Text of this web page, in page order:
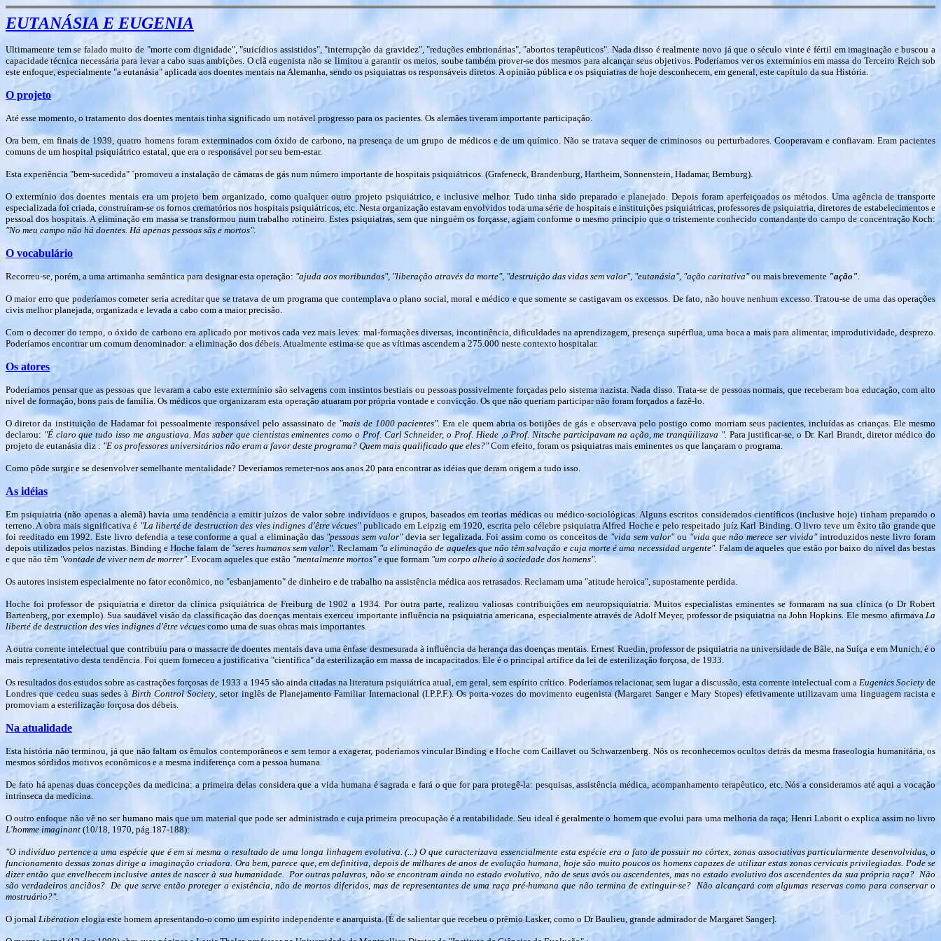
EUTANÁSIA E EUGENIA
Ultimamente tem se falado muito de "morte com dignidade", "suicídios assistidos", "interrupção da gravidez", "reduções embrionárias", "abortos terapêuticos". Nada disso é realmente novo já que o século vinte é fértil em imaginação e buscou a
capacidade técnica necessária para levar a cabo suas ambições. O clã eugenista não se limitou a garantir os meios, soube também prover-se dos mesmos para alcançar seus objetivos. Poderíamos ver os extermínios em massa do Terceiro Reich sob
este enfoque, especialmente "a eutanásia" aplicada aos doentes mentais na Alemanha, sendo os psiquiatras os responsáveis diretos. A opinião pública e os psiquiatras de hoje desconhecem, em general, este capítulo da sua História.
O projeto
Até esse momento, o tratamento dos doentes mentais tinha significado um notável progresso para os pacientes. Os alemães tiveram importante participação.
Ora bem, em finais de 1939, quatro homens foram exterminados com óxido de carbono, na presença de um grupo de médicos e de um químico. Não se tratava sequer de criminosos ou perturbadores. Cooperavam e confiavam. Eram pacientes
comuns de um hospital psiquiátrico estatal, que era o responsável por seu bem-estar.
Esta experiência "bem-sucedida" `promoveu a instalação de câmaras de gás num número importante de hospitais psiquiátricos. (Grafeneck, Brandenburg, Hartheim, Sonnenstein, Hadamar, Bernburg).
O extermínio dos doentes mentais era um projeto bem organizado, como qualquer outro projeto psiquiátrico, e inclusive melhor. Tudo tinha sido preparado e planejado. Depois foram aperfeiçoados os métodos. Uma agência de transporte
especializada foi criada, construíram-se os fornos crematórios nos hospitais psiquiátricos, etc. Nesta organização estavam envolvidos toda uma série de hospitais e instituições psiquiátricas, professores de psiquiatria, diretores de estabelecimentos e
pessoal dos hospitais. A eliminação em massa se transformou num trabalho rotineiro. Estes psiquiatras, sem que ninguém os forçasse, agiam conforme o mesmo princípio que o tristemente conhecido comandante do campo de concentração Koch:
"No meu campo não há doentes. Há apenas pessoas sãs e mortos".
O vocabulário
Recorreu-se, porém, a uma artimanha semântica para designar esta operação: "ajuda aos moribundos", "liberação através da morte", "destruição das vidas sem valor", "eutanásia", "ação caritativa"ou mais brevemente "ação".
O maior erro que poderíamos cometer seria acreditar que se tratava de um programa que contemplava o plano social, moral e médico e que somente se castigavam os excessos. De fato, não houve nenhum excesso. Tratou-se de uma das operações
civis melhor planejada, organizada e levada a cabo com a maior precisão.
Com o decorrer do tempo, o óxido de carbono era aplicado por motivos cada vez mais leves: mal-formações diversas, incontinência, dificuldades na aprendizagem, presença supérflua, uma boca a mais para alimentar, improdutividade, desprezo.
Poderíamos encontrar um comum denominador: a eliminação dos débeis. Atualmente estima-se que as vítimas ascendem a 275.000 neste contexto hospitalar.
Os atores
Poderíamos pensar que as pessoas que levaram a cabo este extermínio são selvagens com instintos bestiais ou pessoas possivelmente forçadas pelo sistema nazista. Nada disso. Trata-se de pessoas normais, que receberam boa educação, com alto
nível de formação, bons pais de família. Os médicos que organizaram esta operação atuaram por própria vontade e convicção. Os que não queriam participar não foram forçados a fazê-lo.
O diretor da instituição de Hadamar foi pessoalmente responsável pelo assassinato de "mais de 1000 pacientes". Era ele quem abria os botijões de gás e observava pelo postigo como morriam seus pacientes, incluídas as crianças. Ele mesmo
declarou: "É claro que tudo isso me angustiava. Mas saber que cientistas eminentes como o Prof. Carl Schneider, o Prof. Hiede ,o Prof. Nitsche participavam na ação, me tranqüilizava ". Para justificar-se, o Dr. Karl Brandt, diretor médico do
projeto de eutanásia diz : "E os professores universitários não eram a favor deste programa? Quem mais qualificado que eles?"Com efeito, foram os psiquiatras mais eminentes os que lançaram o programa.
Como pôde surgir e se desenvolver semelhante mentalidade? Deveríamos remeter-nos aos anos 20 para encontrar as idéias que deram origem a tudo isso.
As idéias
Em psiquiatria (não apenas a alemã) havia uma tendência a emitir juízos de valor sobre indivíduos e grupos, baseados em teorias médicas ou médico-sociológicas. Alguns escritos considerados científicos (inclusive hoje) tinham preparado o
terreno. A obra mais significativa é "La liberté de destruction des vies indignes d'être vécues"publicado em Leipzig em 1920, escrita pelo célebre psiquiatra Alfred Hoche e pelo respeitado juíz Karl Binding. O livro teve um êxito tão grande que
foi reeditado em 1992. Este livro defendia a tese conforme a qual a eliminação das "pessoas sem valor"devia ser legalizada. Foi assim como os conceitos de "vida sem valor"ou "vida que não merece ser vivida"introduzidos neste livro foram
depois utilizados pelos nazistas. Binding e Hoche falam de "seres humanos sem valor". Reclamam "a eliminação de aqueles que não têm salvação e cuja morte é uma necessidad urgente". Falam de aqueles que estão por baixo do nível das bestas
e que não têm"vontade de viver nem de morrer". Evocam aqueles que estão "mentalmente mortos"e que formam "um corpo alheio à sociedade dos homens".
Os autores insistem especialmente no fator econômico, no "esbanjamento" de dinheiro e de trabalho na assistência médica aos retrasados. Reclamam uma "atitude heroica", supostamente perdida.
Hoche foi professor de psiquiatria e diretor da clínica psiquiátrica de Freiburg de 1902 a 1934. Por outra parte, realizou valiosas contribuições em neuropsiquiatria. Muitos especialistas eminentes se formaram na sua clínica (o Dr Robert
Bartenberg, por exemplo). Sua saudável visão da classificação das doenças mentais exerceu importante influência na psiquiatria americana, especialmente através de Adolf Meyer, professor de psiquiatria na John Hopkins. Ele mesmo afirmavaLa
liberté de destruction des vies indignes d'être vécues como uma de suas obras mais importantes.
A outra corrente intelectual que contribuiu para o massacre de doentes mentais dava uma ênfase desmesurada à influência da herança das doenças mentais. Ernest Ruedin, professor de psiquiatria na universidade de Bâle, na Suíça e em Munich, é o
mais representativo desta tendência. Foi quem forneceu a justificativa "científica" da esterilização em massa de incapacitados. Ele é o principal artífice da lei de esterilização forçosa, de 1933.
Os resultados dos estudos sobre as castrações forçosas de 1933 a 1945 são ainda citadas na literatura psiquiátrica atual, em geral, sem espírito crítico. Poderíamos relacionar, sem lugar a discussão, esta corrente intelectual com a Eugenics Societyde
Londres que cedeu suas sedes à Birth Control Society, setor inglês de Planejamento Familiar Internacional (I.P.P.F.). Os porta-vozes do movimento eugenista (Margaret Sanger e Mary Stopes) efetivamente utilizavam uma linguagem racista e
promoviam a esterilização forçosa dos débeis.
Na atualidade
Esta história não terminou, já que não faltam os êmulos contemporâneos e sem temor a exagerar, poderíamos vincular Binding e Hoche com Caillavet ou Schwarzenberg. Nós os reconhecemos ocultos detrás da mesma fraseologia humanitária, os
mesmos sórdidos motivos econômicos e a mesma indiferença com a pessoa humana.
De fato há apenas duas concepções da medicina: a primeira delas considera que a vida humana é sagrada e fará o que for para protegê-la: pesquisas, assistência médica, acompanhamento terapêutico, etc. Nós a consideramos até aqui a vocação
intrínseca da medicina.
O outro enfoque não vê no ser humano mais que um material que pode ser administrado e cuja primeira preocupação é a rentabilidade. Seu ideal é geralmente o homem que evolui para uma melhoria da raça; Henri Laborit o explica assim no livro
L'homme imaginant (10/18, 1970, pág.187-188):
"O indivíduo pertence a uma espécie que é em si mesma o resultado de uma longa linhagem evolutiva. (...) O que caracterizava essencialmente esta espécie era o fato de possuir no córtex, zonas associativas particularmente desenvolvidas, o
funcionamento dessas zonas dirige a imaginação criadora. Ora bem, parece que, em definitiva, depois de milhares de anos de evolução humana, hoje são muito poucos os homens capazes de utilizar estas zonas cervicais privilegiadas. Pode se
dizer então que envelhecem inclusive antes de nascer à sua humanidade. Por outras palavras, não se encontram ainda no estado evolutivo, não de seus avós ou ascendentes, mas no estado evolutivo dos ascendentes da sua própria raça? Não
são verdadeiros anciãos? De que serve então proteger a existência, não de mortos diferidos, mas de representantes de uma raça pré-humana que não termina de extinguir-se? Não alcançará com algumas reservas como para conservar o
mostruário?".
O jornal Libération elogia este homem apresentando-o como um espírito independente e anarquista. [É de salientar que recebeu o prêmio Lasker, como o Dr Baulieu, grande admirador de Margaret Sanger].